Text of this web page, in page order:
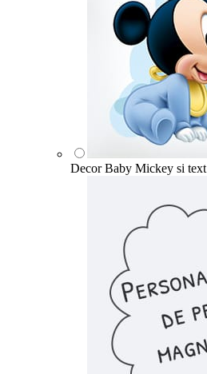
Decor Baby Mickey si text